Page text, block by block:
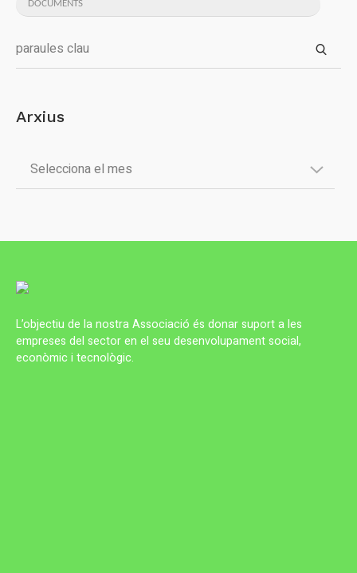
DOCUMENTS
Arxius
L’objectiu de la nostra Associació és donar suport a les
empreses del sector en el seu desenvolupament social,
econòmic i tecnològic.